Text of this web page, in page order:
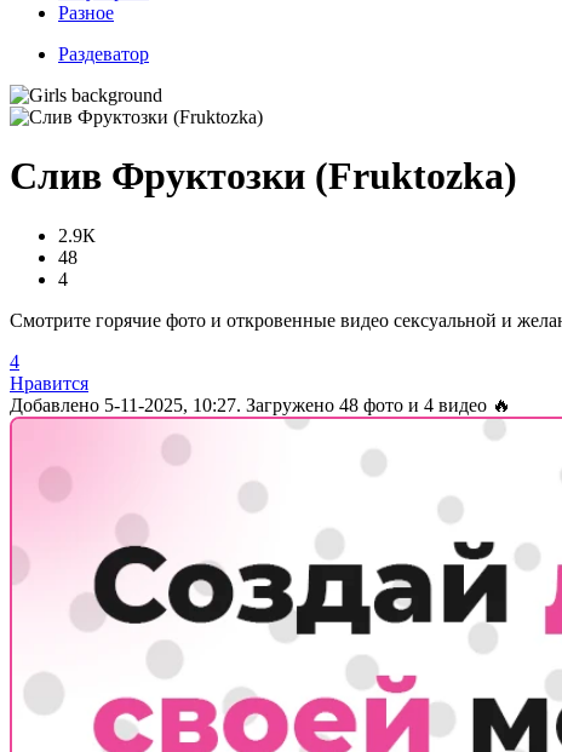
Разное
Раздеватор
Слив Фруктозки (Fruktozka)
2.9К
48
4
Смотрите горячие фото и откровенные видео сексуальной и
4
Нравится
Добавлено 5-11-2025, 10:27. Загружено 48 фото и 4 видео 🔥